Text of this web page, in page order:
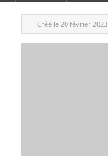
Créé le 20 février 2023